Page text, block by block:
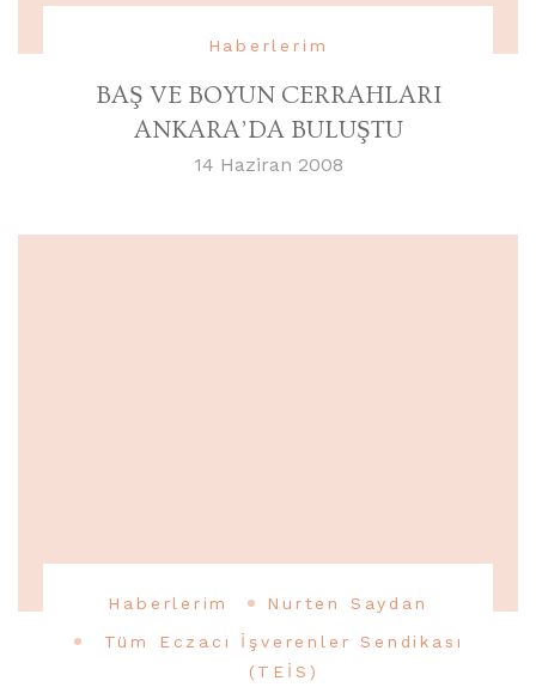
Haberlerim
BAŞ VE BOYUN CERRAHLARI
ANKARA’DA BULUŞTU
14 Haziran 2008
Haberlerim
Nurten Saydan
Tüm Eczacı İşverenler Sendikası
(TEİS)